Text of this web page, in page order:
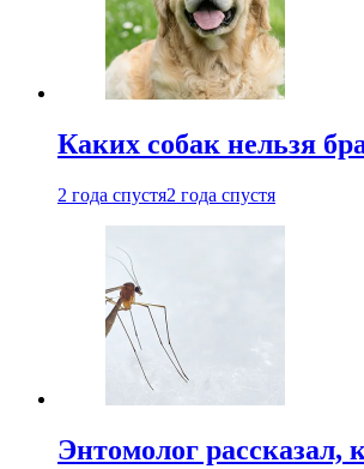
Каких собак нельзя
2 года спустя2 года спустя
Энтомолог рассказал,